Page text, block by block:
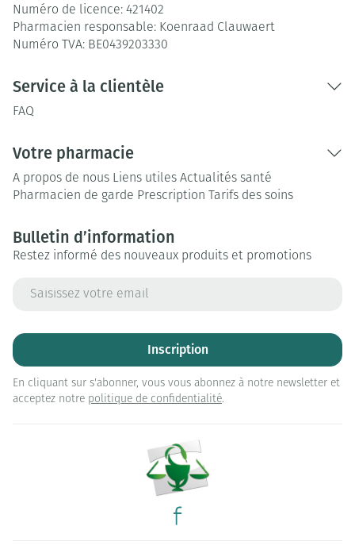
Numéro de licence: 421402
Pharmacien responsable: Koenraad Clauwaert
Numéro TVA: BE0439203330
Service à la clientèle
FAQ
Votre pharmacie
A propos de nous Liens utiles Actualités santé
Pharmacien de garde Prescription Tarifs des soins
Bulletin d’information
Restez informé des nouveaux produits et promotions
Inscription
En cliquant sur s'abonner, vous vous abonnez à notre newsletter et
acceptez notre politique de confidentialité.